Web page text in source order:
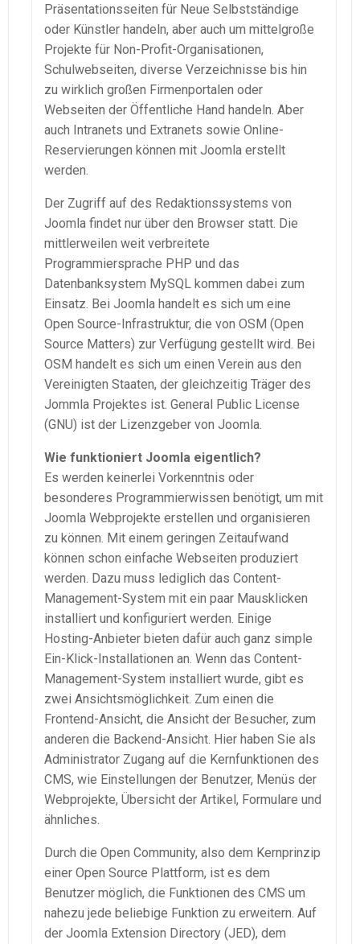
Präsentationsseiten für Neue Selbstständige
oder Künstler handeln, aber auch um mittelgroße
Projekte für Non-Profit-Organisationen,
Schulwebseiten, diverse Verzeichnisse bis hin
zu wirklich großen Firmenportalen oder
Webseiten der Öffentliche Hand handeln. Aber
auch Intranets und Extranets sowie Online-
Reservierungen können mit Joomla erstellt
werden.
Der Zugriff auf des Redaktionssystems von
Joomla findet nur über den Browser statt. Die
mittlerweilen weit verbreitete
Programmiersprache PHP und das
Datenbanksystem MySQL kommen dabei zum
Einsatz. Bei Joomla handelt es sich um eine
Open Source-Infrastruktur, die von OSM (Open
Source Matters) zur Verfügung gestellt wird. Bei
OSM handelt es sich um einen Verein aus den
Vereinigten Staaten, der gleichzeitig Träger des
Jommla Projektes ist. General Public License
(GNU) ist der Lizenzgeber von Joomla.
Wie funktioniert Joomla eigentlich?
Es werden keinerlei Vorkenntnis oder
besonderes Programmierwissen benötigt, um mit
Joomla Webprojekte erstellen und organisieren
zu können. Mit einem geringen Zeitaufwand
können schon einfache Webseiten produziert
werden. Dazu muss lediglich das Content-
Management-System mit ein paar Mausklicken
installiert und konfiguriert werden. Einige
Hosting-Anbieter bieten dafür auch ganz simple
Ein-Klick-Installationen an. Wenn das Content-
Management-System installiert wurde, gibt es
zwei Ansichtsmöglichkeit. Zum einen die
Frontend-Ansicht, die Ansicht der Besucher, zum
anderen die Backend-Ansicht. Hier haben Sie als
Administrator Zugang auf die Kernfunktionen des
CMS, wie Einstellungen der Benutzer, Menüs der
Webprojekte, Übersicht der Artikel, Formulare und
ähnliches.
Durch die Open Community, also dem Kernprinzip
einer Open Source Plattform, ist es dem
Benutzer möglich, die Funktionen des CMS um
nahezu jede beliebige Funktion zu erweitern. Auf
der Joomla Extension Directory (JED), dem